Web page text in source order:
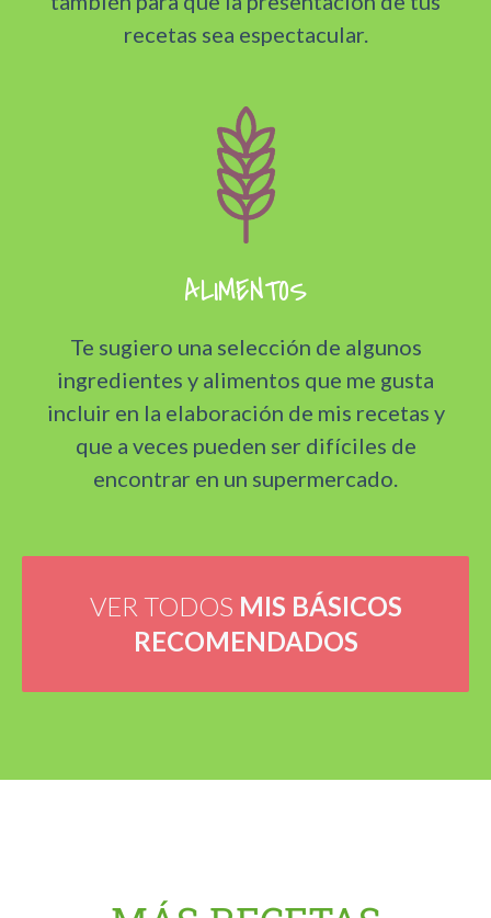
recetas sea espectacular.
ALIMENTOS
Te sugiero una selección de algunos
ingredientes y alimentos que me gusta
incluir en la elaboración de mis recetas y
que a veces pueden ser difíciles de
encontrar en un supermercado.
VER TODOS MIS BÁSICOS
RECOMENDADOS